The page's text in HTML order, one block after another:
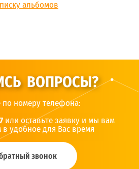
альбомов
ВОПРОСЫ?
по номеру телефона:
или оставьте заявку и мы вам
в удобное для Вас время
звонок